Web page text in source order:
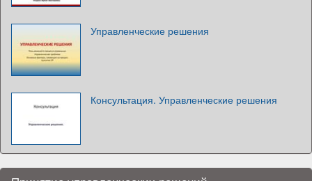
Управленческие решения
Консультация. Управленческие решения